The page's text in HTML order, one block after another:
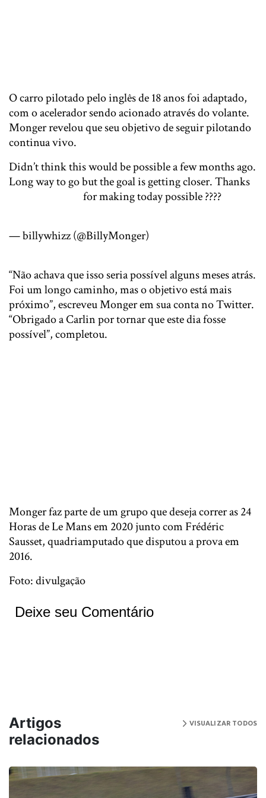
O carro pilotado pelo inglês de 18 anos foi adaptado,
com o acelerador sendo acionado através do volante.
Monger revelou que seu objetivo de seguir pilotando
continua vivo.
Didn’t think this would be possible a few months ago.
Long way to go but the goal is getting closer. Thanks
for making today possible ????
— billywhizz (@BillyMonger)
“Não achava que isso seria possível alguns meses atrás.
Foi um longo caminho, mas o objetivo está mais
próximo”, escreveu Monger em sua conta no Twitter.
“Obrigado a Carlin por tornar que este dia fosse
possível”, completou.
Monger faz parte de um grupo que deseja correr as 24
Horas de Le Mans em 2020 junto com Frédéric
Sausset, quadriamputado que disputou a prova em
2016.
Foto: divulgação
Deixe seu Comentário
Artigos
relacionados
VISUALIZAR TODOS